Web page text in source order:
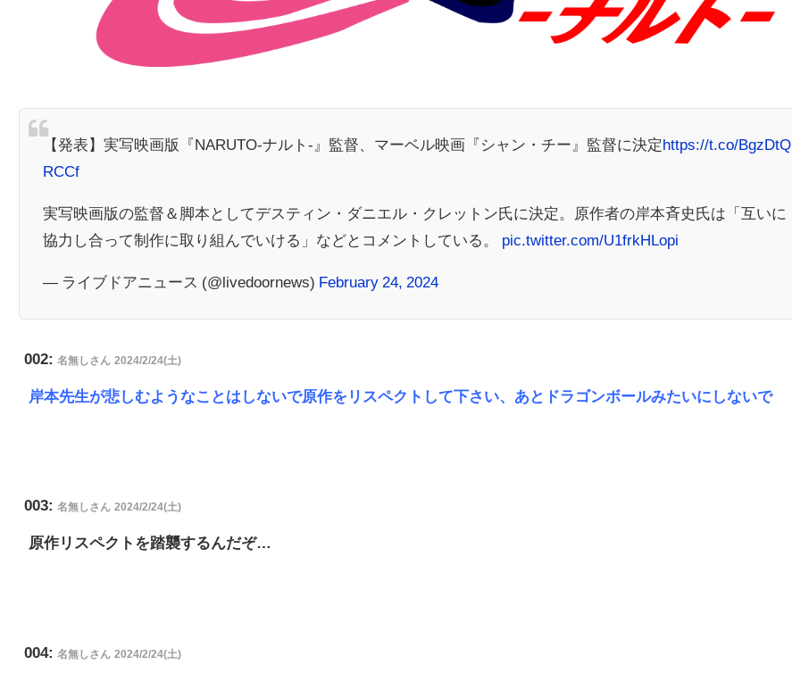
【発表】実写映画版『NARUTO-ナルト-』監督、マーベル映画『シャン・チー』監督に決定https://t.co/BgzDtQ
RCCf
実写映画版の監督＆脚本としてデスティン・ダニエル・クレットン氏に決定。原作者の岸本斉史氏は「互いに
協力し合って制作に取り組んでいける」などとコメントしている。 pic.twitter.com/U1frkHLopi
— ライブドアニュース (@livedoornews) February 24, 2024
002: 名無しさん 2024/2/24(土)
岸本先生が悲しむようなことはしないで原作をリスペクトして下さい、あとドラゴンボールみたいにしないで
003: 名無しさん 2024/2/24(土)
原作リスペクトを踏襲するんだぞ…
004: 名無しさん 2024/2/24(土)